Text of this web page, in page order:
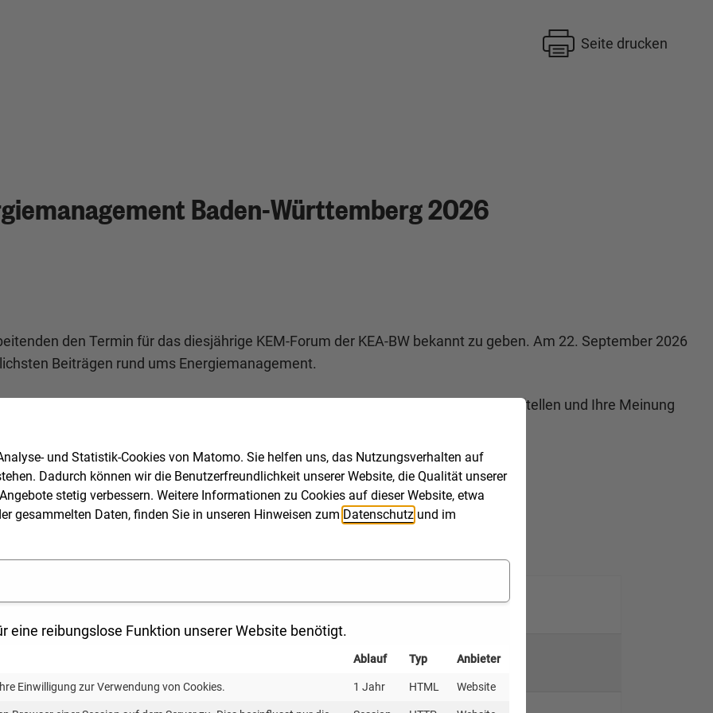
Seite drucken
Baden-Württemberg 2026
den Termin für das diesjährige KEM-Forum der KEA-BW bekannt zu geben. Am 22. September 2026
Beiträgen rund ums Energiemanagement.
statt. Selbstverständlich bieten wir Ihnen die Gelegenheit, Fragen zu stellen und Ihre Meinung
BW
Württemberg
und Energiewirtschaft Baden-Württemberg
und Statistik-Cookies von Matomo. Sie helfen uns, das Nutzungsverhalten auf
Dadurch können wir die Benutzerfreundlichkeit unserer Website, die Qualität unserer
stetig verbessern. Weitere Informationen zu Cookies auf dieser Website, etwa
gesammelten Daten, finden Sie in unseren Hinweisen zum Datenschutz und im
eine reibungslose Funktion unserer Website benötigt.
Ablauf Typ Anbieter
Einwilligung zur Verwendung von Cookies. 1 Jahr HTML Website